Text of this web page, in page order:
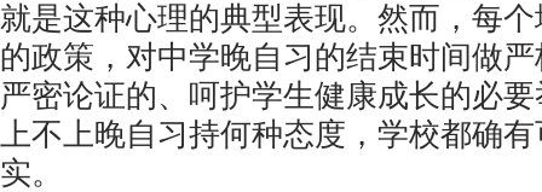
就是这种心理的典型表现。然而，每
的政策，对中学晚自习的结束时间做
严密论证的、呵护学生健康成长的必
上不上晚自习持何种态度，学校都确
实。